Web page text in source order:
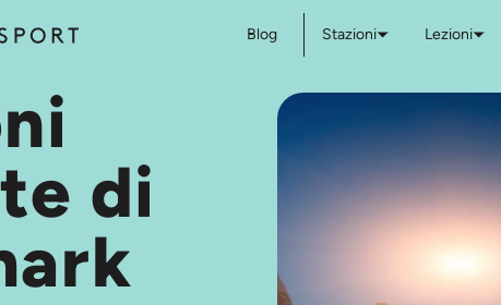
Blog Stazioni Lezioni
di